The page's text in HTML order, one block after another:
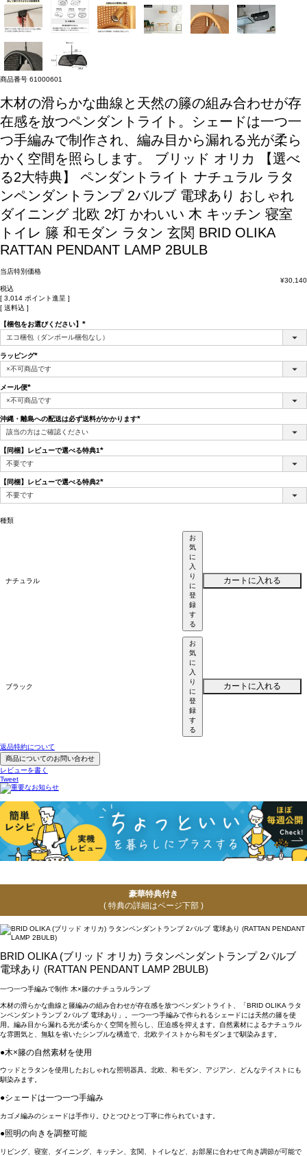
商品番号 61000601
木材の滑らかな曲線と天然の籐の組み合わせが存
在感を放つペンダントライト。シェードは一つ一
つ手編みで制作され、編み目から漏れる光が柔ら
かく空間を照らします。
ブリッド オリカ 【選べ
る2大特典】 ペンダントライト ナチュラル ラタ
ンペンダントランプ 2バルブ 電球あり おしゃれ
ダイニング 北欧 2灯 かわいい 木 キッチン 寝室
トイレ 籐 和モダン ラタン 玄関 BRID OLIKA
RATTAN PENDANT LAMP 2BULB
当店特別価格
¥30,140
税込
[ 3,014 ポイント進呈 ]
送料込
【梱包をお選びください】
(必
須)
ラッピング
(必
メール便
(必
須)
沖縄・離島への配送は必ず送料がかかります
【同梱】レビューで選べる特典1
【同梱】レビューで選べる特典2
種類
ナチュラル
お
気
に
入
り
に
登
録
す
る
カートに入れる
ブラック
お
気
に
入
り
に
登
録
す
る
カートに入れる
返品特約について
商品についてのお問い合わせ
レビューを書く
Tweet
豪華特典付き
( 特典の詳細はページ下部 )
BRID OLIKA (ブリッド オリカ) ラタンペンダントランプ 2バルブ
電球あり (RATTAN PENDANT LAMP 2BULB)
一つ一つ手編みで制作 木×籐のナチュラルランプ
木材の滑らかな曲線と籐編みの組み合わせが存在感を放つペンダントライト、「BRID OLIKA ラタ
ンペンダントランプ 2バルブ 電球あり」。一つ一つ手編みで作られるシェードには天然の籐を使
用。編み目から漏れる光が柔らかく空間を照らし、圧迫感を抑えます。自然素材によるナチュラル
な雰囲気と、無駄を省いたシンプルな構造で、北欧テイストから和モダンまで馴染みます。
●木×籐の自然素材を使用
ウッドとラタンを使用したおしゃれな照明器具。北欧、和モダン、アジアン、どんなテイストにも
馴染みます。
●シェードは一つ一つ手編み
カゴメ編みのシェードは手作り。ひとつひとつ丁寧に作られています。
●照明の向きを調整可能
リビング、寝室、ダイニング、キッチン、玄関、トイレなど、お部屋に合わせて向き調節が可能で